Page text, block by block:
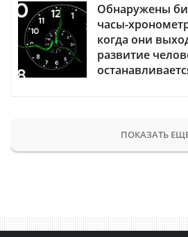
Обнаружены
часы-
когда они
развитие
ПОКАЗАТЬ